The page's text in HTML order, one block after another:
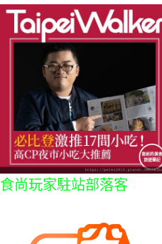
食尚玩家駐站部落客